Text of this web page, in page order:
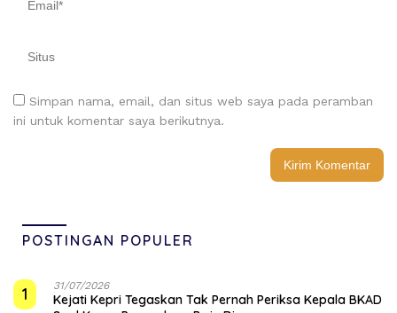
Simpan nama, email, dan situs web saya pada peramban
ini untuk komentar saya berikutnya.
POSTINGAN POPULER
1 31/07/2026
Kejati Kepri Tegaskan Tak Pernah Periksa Kepala BKAD